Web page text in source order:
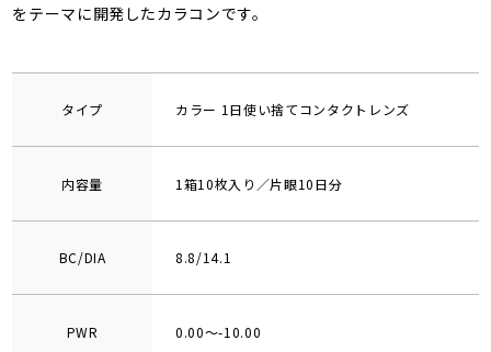
をテーマに開発したカラコンです。
タイプ カラー 1日使い捨てコンタクトレンズ
内容量 1箱10枚入り／片眼10日分
BC/DIA 8.8/14.1
PWR 0.00～-10.00